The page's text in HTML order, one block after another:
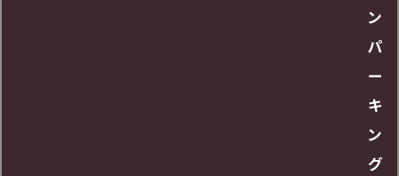
ン
パ
ー
キ
ン
グ